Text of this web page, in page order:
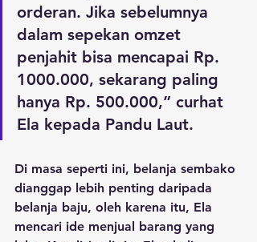
orderan. Jika sebelumnya
dalam sepekan omzet
penjahit bisa mencapai Rp.
1000.000, sekarang paling
hanya Rp. 500.000,” curhat
Ela kepada Pandu Laut.
Di masa seperti ini, belanja sembako
dianggap lebih penting daripada
belanja baju, oleh karena itu, Ela
mencari ide menjual barang yang